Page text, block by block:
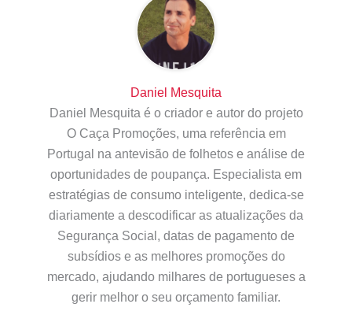
Daniel Mesquita
Daniel Mesquita é o criador e autor do projeto
O Caça Promoções, uma referência em
Portugal na antevisão de folhetos e análise de
oportunidades de poupança. Especialista em
estratégias de consumo inteligente, dedica-se
diariamente a descodificar as atualizações da
Segurança Social, datas de pagamento de
subsídios e as melhores promoções do
mercado, ajudando milhares de portugueses a
gerir melhor o seu orçamento familiar.